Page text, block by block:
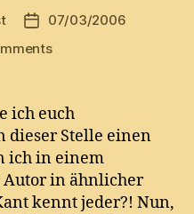
Post
date
07/03/2006
on
Schmarrn
ich euch
dieser Stelle einen
ich in einem
Autor in ähnlicher
kennt jeder?! Nun,